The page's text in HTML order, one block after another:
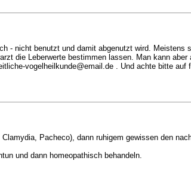
nicht benutzt und damit abgenutzt wird. Meistens
die Leberwerte bestimmen lassen. Man kann
vogelheilkunde@email.de . Und achte bitte
Pacheco), dann ruhigem gewissen den
und dann homeopathisch behandeln.